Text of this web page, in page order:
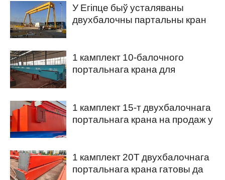
У Егіпце быў усталяваны
двухбалочны партальны кран
1 камплект 10-балочного
портальнага крана для
1 камплект 15-т двухбалочнага
портальнага крана на продаж у
1 камплект 20T двухбалочнага
портальнага крана гатовы да